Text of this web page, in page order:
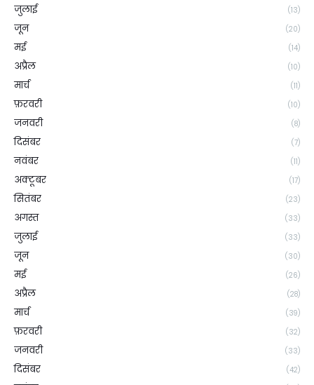
जुलाई (13)
जून (20)
मई (14)
अप्रैल (10)
मार्च (11)
फ़रवरी (10)
जनवरी (8)
दिसंबर (7)
नवंबर (11)
अक्टूबर (17)
सितंबर (23)
अगस्त (33)
जुलाई (33)
जून (30)
मई (26)
अप्रैल (28)
मार्च (39)
फ़रवरी (32)
जनवरी (33)
दिसंबर (42)